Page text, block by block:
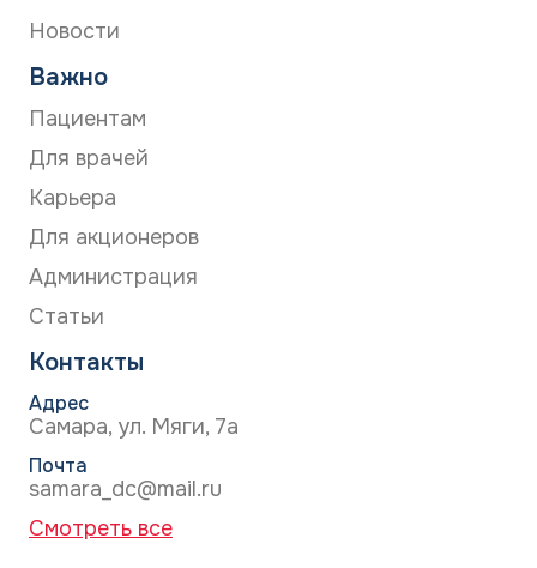
Новости
Важно
Пациентам
Для врачей
Карьера
Для акционеров
Администрация
Статьи
Контакты
Адрес
Самара, ул. Мяги, 7а
Почта
samara_dc@mail.ru
Смотреть все